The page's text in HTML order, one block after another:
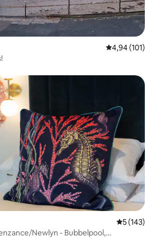
4,94 av 5 i
4,94 (101)
5 av 5 i
5 (143)
Newlyn - Bubbelpool,